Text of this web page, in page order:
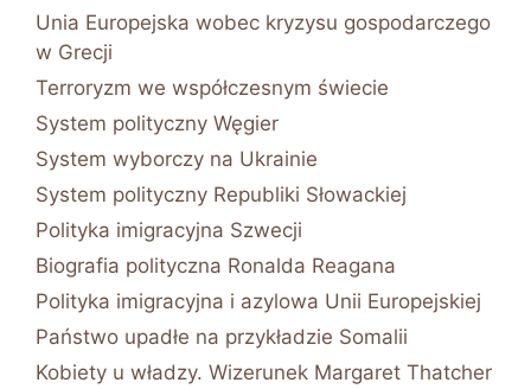
Unia Europejska wobec kryzysu gospodarczego
w Grecji
Terroryzm we współczesnym świecie
System polityczny Węgier
System wyborczy na Ukrainie
System polityczny Republiki Słowackiej
Polityka imigracyjna Szwecji
Biografia polityczna Ronalda Reagana
Polityka imigracyjna i azylowa Unii Europejskiej
Państwo upadłe na przykładzie Somalii
Kobiety u władzy. Wizerunek Margaret Thatcher